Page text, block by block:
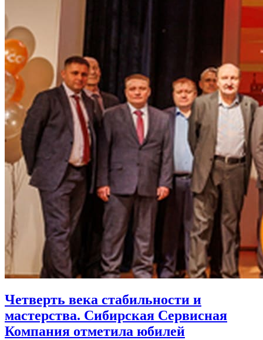
Четверть века стабильности и
мастерства. Сибирская Сервисная
Компания отметила юбилей